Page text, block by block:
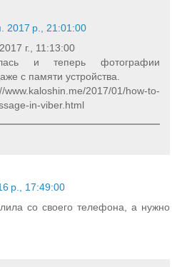
2017 р., 21:01:00
г., 11:13:00
и теперь фотографии
с памяти устройства.
2017/01/how-to-
in-viber.html
р., 17:49:00
со своего телефона, а нужно